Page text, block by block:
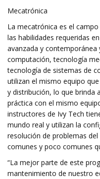
Mecatrónica
La mecatrónica es el
las habilidades requeridas
avanzada y contemporánea
computación, tecnología
tecnología de sistemas de
utilizan el mismo equipo
y distribución, lo que brinda
práctica con el mismo
instructores de Ivy Tech
mundo real y utilizan la
resolución de problemas
comunes y poco comunes
“La mejor parte de este
mantenimiento de nuestro